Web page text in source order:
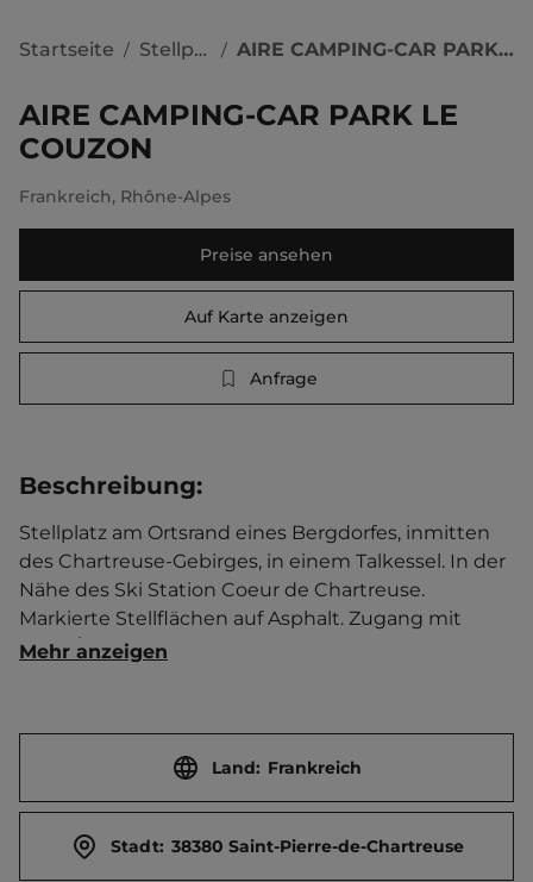
Startseite / Stellplätze / AIRE CAMPING-CAR PARK LE COUZON
AIRE CAMPING-CAR PARK LE
COUZON
Frankreich, Rhône-Alpes
Preise ansehen
Auf Karte anzeigen
Anfrage
Beschreibung:
Stellplatz am Ortsrand eines Bergdorfes, inmitten
des Chartreuse-Gebirges, in einem Talkessel. In der
Nähe des Ski Station Coeur de Chartreuse.
Markierte Stellflächen auf Asphalt. Zugang mit
PASS'ÉTAPES.   Ortszentrum 300 m entfernt.
Mehr anzeigen
Land: Frankreich
Stadt: 38380 Saint-Pierre-de-Chartreuse